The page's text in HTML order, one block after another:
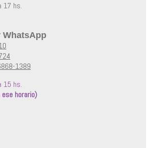
17 hs.
WhatsApp
1389
15 hs.
horario)